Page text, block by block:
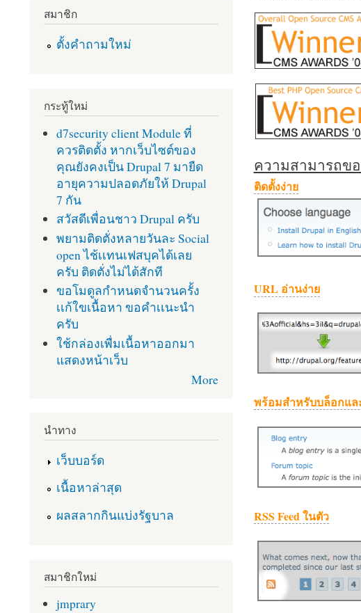
ความสามารถข
ติดตั้งง่าย
URL อ่านง่าย
พร้อมสำหรับบล็อกแล
RSS Feed ในตัว
สมาชิก
ตั้งคำถามใหม่
กระทู้ใหม่
d7security client Module ที่
ควรติดตั้ง หากเว็บไซต์ของ
คุณยังคงเป็น Drupal 7 มายืด
อายุความปลอดภัยให้ Drupal
7 กัน
สวัสดีเพื่อนชาว Drupal ครับ
พยามติดตั่งหลายวันละ Social
open ไช้เเทนเฟสบุคได้เลย
ครับ ติดตั่งไม่ได้สักที
ขอโมดูลกำหนดจำนวนครั้ง
เเก้ใขเนื้อหา ขอคำเเนะนำ
ครับ
ใช้กล่องเพื่มเนื้อหาออกมา
แสดงหน้าเว็บ
More
นำทาง
เว็บบอร์ด
เนื้อหาล่าสุด
ผลสลากกินแบ่งรัฐบาล
สมาชิกใหม่
jmprary